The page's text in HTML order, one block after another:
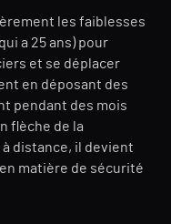
les faiblesses
a 25 ans) pour
et se déplacer
en déposant des
pendant des mois
flèche de la
à distance, il devient
matière de sécurité